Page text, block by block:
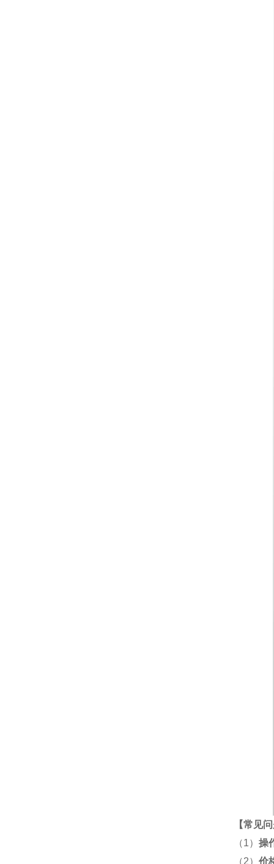
【常见
（1） 操
（2） 价